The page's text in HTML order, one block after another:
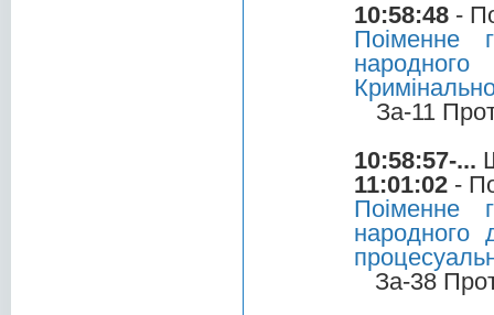
10:58:48 -
Поіменне
За-11
10:58:57-...
11:01:02 -
Поіменне
народного
За-38